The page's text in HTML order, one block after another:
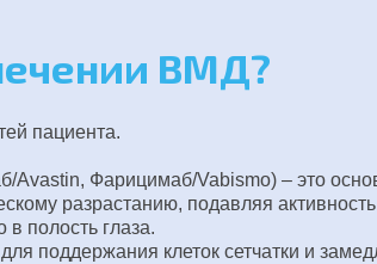
ВМД?
пациента.
Фарицимаб/Vabismo) – это
разрастанию, подавляя
полость глаза.
поддержания клеток сетчатки и